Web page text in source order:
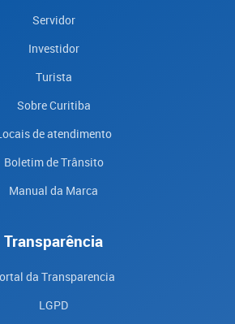
Servidor
Investidor
Turista
Sobre Curitiba
de atendimento
Boletim de Trânsito
Manual da Marca
Transparência
da Transparencia
LGPD